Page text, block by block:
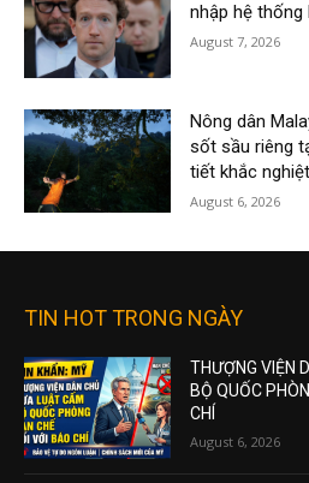
nhập hệ thống
August 7, 2026
Nông dân
sốt sầu riêng
tiết khắc nghiệt
August 6, 2026
TIN HOT TRONG NGÀY
THƯỢNG VIỆN
BỘ QUỐC
CHÍ
August 6, 2026